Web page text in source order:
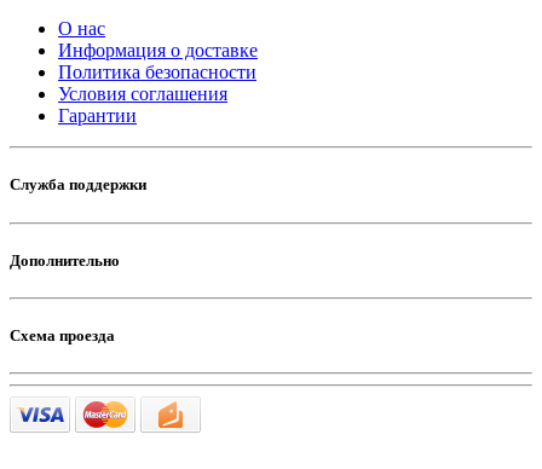
О нас
Информация о доставке
Политика безопасности
Условия соглашения
Гарантии
Служба поддержки
Дополнительно
Схема проезда